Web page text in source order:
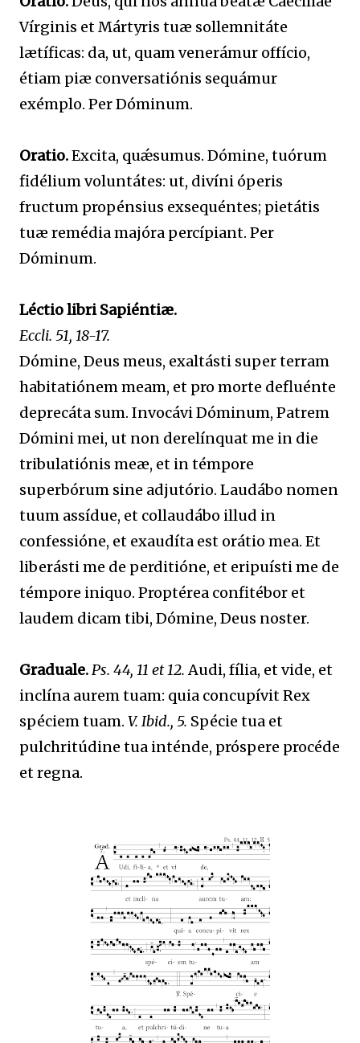
Vírginis et Mártyris tuæ sollemnitáte
lætíficas: da, ut, quam venerámur offício,
étiam piæ conversatiónis sequámur
exémplo. Per Dóminum.
Oratio.Excita, quǽsumus. Dómine, tuórum
fidélium voluntátes: ut, divíni óperis
fructum propénsius exsequéntes; pietátis
tuæ remédia majóra percípiant. Per
Dóminum.
Léctio libri Sapiéntiæ.
Eccli. 51, 18-17.
Dómine, Deus meus, exaltásti super terram
habitatiónem meam, et pro morte defluénte
deprecáta sum. Invocávi Dóminum, Patrem
Dómini mei, ut non derelínquat me in die
tribulatiónis meæ, et in témpore
superbórum sine adjutório. Laudábo nomen
tuum assídue, et collaudábo illud in
confessióne, et exaudíta est orátio mea. Et
liberásti me de perditióne, et eripuísti me de
témpore iniquo. Proptérea confitébor et
laudem dicam tibi, Dómine, Deus noster.
Graduale. Ps. 44, 11 et 12. Audi, fília, et vide, et
inclína aurem tuam: quia concupívit Rex
spéciem tuam. V. Ibid., 5. Spécie tua et
pulchritúdine tua inténde, próspere procéde
et regna.